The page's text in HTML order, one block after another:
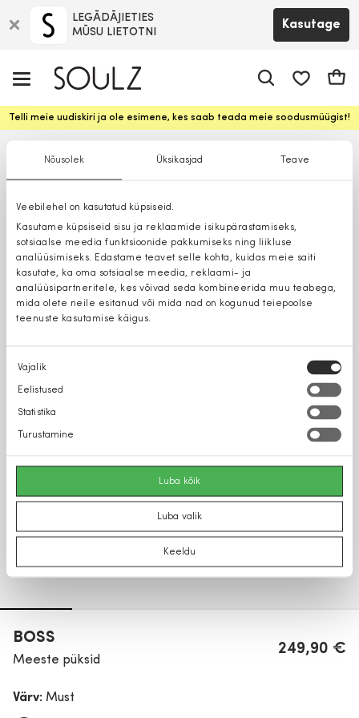
Nõusolek Üksikasjad Teave
Veebilehel on kasutatud küpsiseid.
Kasutame küpsiseid sisu ja reklaamide isikupärastamiseks,
sotsiaalse meedia funktsioonide pakkumiseks ning liikluse
analüüsimiseks. Edastame teavet selle kohta, kuidas meie saiti
kasutate, ka oma sotsiaalse meedia, reklaami- ja
analüüsipartneritele, kes võivad seda kombineerida muu teabega,
mida olete neile esitanud või mida nad on kogunud teiepoolse
teenuste kasutamise käigus.
Nõusoleku
valik
Vajalik
Eelistused
Statistika
Turustamine
Luba kõik
Luba valik
Keeldu
LEGĀDĀJIETIES
MŪSU LIETOTNI
Kasutage
Telli meie uudiskiri ja ole esimene, kes saab teada meie soodusmüügist!
BOSS
Meeste püksid
249,90 €
Värv: Must